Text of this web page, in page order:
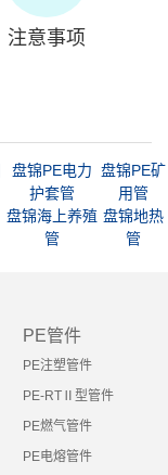
注意事项
盘锦PE电力
护套管
盘锦PE矿
用管
盘锦海上养殖
管
盘锦地热
管
PE管件
PE注塑管件
PE-RTⅡ型管件
PE燃气管件
PE电熔管件